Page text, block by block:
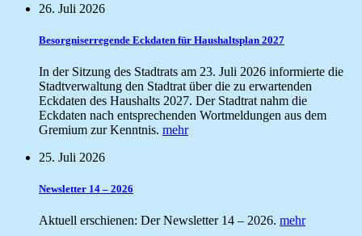
26. Juli 2026
Besorgniserregende Eckdaten für Haushaltsplan 2027
In der Sitzung des Stadtrats am 23. Juli 2026 informierte die
Stadtverwaltung den Stadtrat über die zu erwartenden
Eckdaten des Haushalts 2027. Der Stadtrat nahm die
Eckdaten nach entsprechenden Wortmeldungen aus dem
Gremium zur Kenntnis. mehr
25. Juli 2026
Newsletter 14 – 2026
Aktuell erschienen: Der Newsletter 14 – 2026. mehr